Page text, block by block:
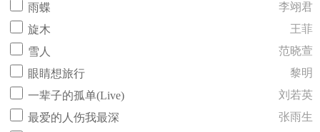
雨蝶
李翊君
旋木
王菲
雪人
范晓萱
眼睛想旅行
黎明
一辈子的孤单(Live)
刘若英
最爱的人伤我最深
张雨生